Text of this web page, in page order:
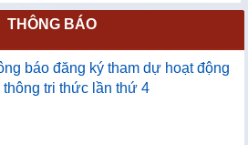
THÔNG BÁO
báo đăng ký tham dự hoạt động
thông tri thức lần thứ 4